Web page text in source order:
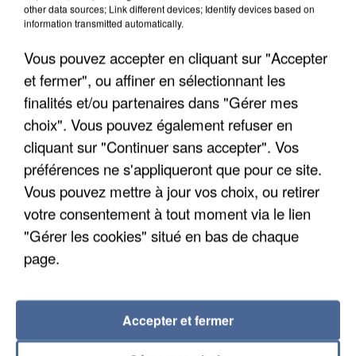
LES DONNÉES DE 300 000 CLIENTS DÉROBÉES À
INTERMARCHÉ APRÈS UNE...
other data sources; Link different devices; Identify devices based on
information transmitted automatically.
Vous pouvez accepter en cliquant sur "Accepter
et fermer", ou affiner en sélectionnant les
finalités et/ou partenaires dans "Gérer mes
choix". Vous pouvez également refuser en
cliquant sur "Continuer sans accepter". Vos
préférences ne s'appliqueront que pour ce site.
Vous pouvez mettre à jour vos choix, ou retirer
votre consentement à tout moment via le lien
"Gérer les cookies" situé en bas de chaque
page.
Accepter et fermer